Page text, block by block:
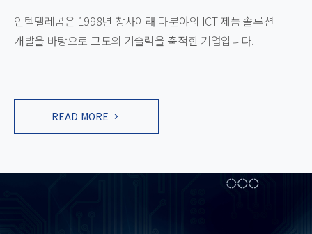
인텍텔레콤은 1998년 창사이래 다분야의 ICT 제품 솔루션
개발을 바탕으로 고도의 기술력을 축적한 기업입니다.
READ MORE